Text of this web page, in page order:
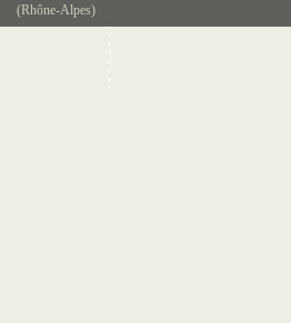
(Rhône-Alpes)